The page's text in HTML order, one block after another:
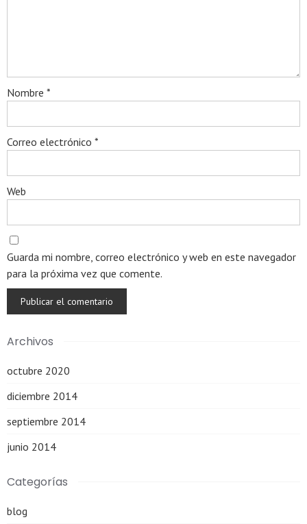
Nombre *
Correo electrónico *
Web
Guarda mi nombre, correo electrónico y web en este navegador
para la próxima vez que comente.
Archivos
octubre 2020
diciembre 2014
septiembre 2014
junio 2014
Categorías
blog